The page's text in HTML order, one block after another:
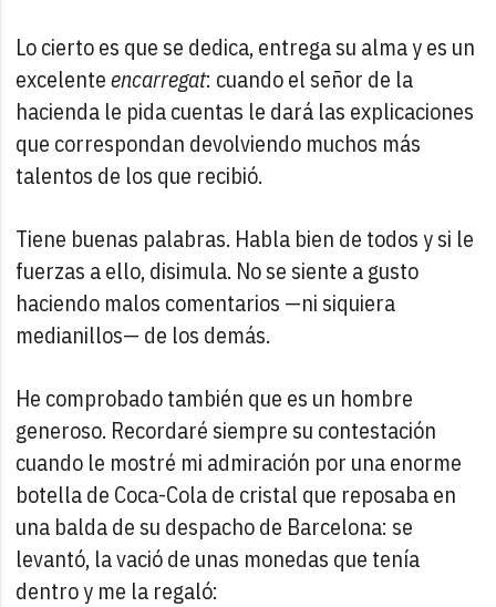
Lo cierto es que se dedica, entrega su alma y es un
excelenteencarregat: cuando el señor de la
hacienda le pida cuentas le dará las explicaciones
que correspondan devolviendo muchos más
talentos de los que recibió.
Tiene buenas palabras. Habla bien de todos y si le
fuerzas a ello, disimula. No se siente a gusto
haciendo malos comentarios —ni siquiera
medianillos— de los demás.
He comprobado también que es un hombre
generoso. Recordaré siempre su contestación
cuando le mostré mi admiración por una enorme
botella de Coca-Cola de cristal que reposaba en
una balda de su despacho de Barcelona: se
levantó, la vació de unas monedas que tenía
dentro y me la regaló: